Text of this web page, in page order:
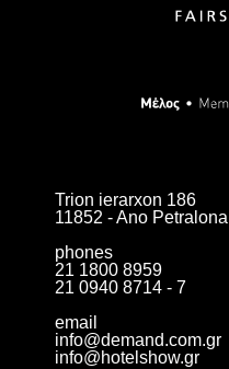
Trion ierarxon 186
11852 - Ano Petralona
phones
21 1800 8959
21 0940 8714 - 7
email
info@demand.com.gr
info@hotelshow.gr